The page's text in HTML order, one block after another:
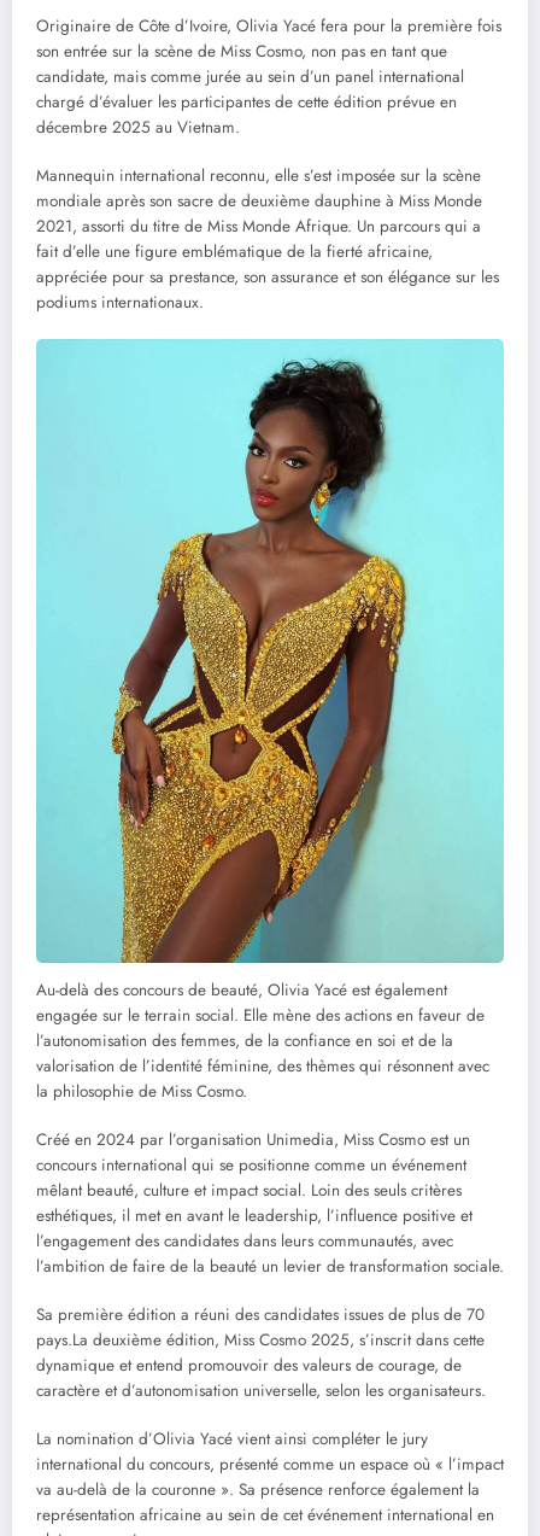
Originaire de Côte d’Ivoire, Olivia Yacé fera pour la première fois
son entrée sur la scène de Miss Cosmo, non pas en tant que
candidate, mais comme jurée au sein d’un panel international
chargé d’évaluer les participantes de cette édition prévue en
décembre 2025 au Vietnam.
Mannequin international reconnu, elle s’est imposée sur la scène
mondiale après son sacre de deuxième dauphine à Miss Monde
2021, assorti du titre de Miss Monde Afrique. Un parcours qui a
fait d’elle une figure emblématique de la fierté africaine,
appréciée pour sa prestance, son assurance et son élégance sur les
podiums internationaux.
Au-delà des concours de beauté, Olivia Yacé est également
engagée sur le terrain social. Elle mène des actions en faveur de
l’autonomisation des femmes, de la confiance en soi et de la
valorisation de l’identité féminine, des thèmes qui résonnent avec
la philosophie de Miss Cosmo.
Créé en 2024 par l’organisation Unimedia, Miss Cosmo est un
concours international qui se positionne comme un événement
mêlant beauté, culture et impact social. Loin des seuls critères
esthétiques, il met en avant le leadership, l’influence positive et
l’engagement des candidates dans leurs communautés, avec
l’ambition de faire de la beauté un levier de transformation sociale.
Sa première édition a réuni des candidates issues de plus de 70
pays.La deuxième édition, Miss Cosmo 2025, s’inscrit dans cette
dynamique et entend promouvoir des valeurs de courage, de
caractère et d’autonomisation universelle, selon les organisateurs.
La nomination d’Olivia Yacé vient ainsi compléter le jury
international du concours, présenté comme un espace où « l’impact
va au-delà de la couronne ». Sa présence renforce également la
représentation africaine au sein de cet événement international en